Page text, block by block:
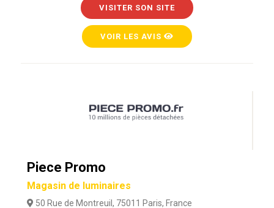
VISITER SON SITE
VOIR LES AVIS
Piece Promo
Magasin de luminaires
50 Rue de Montreuil, 75011 Paris, France